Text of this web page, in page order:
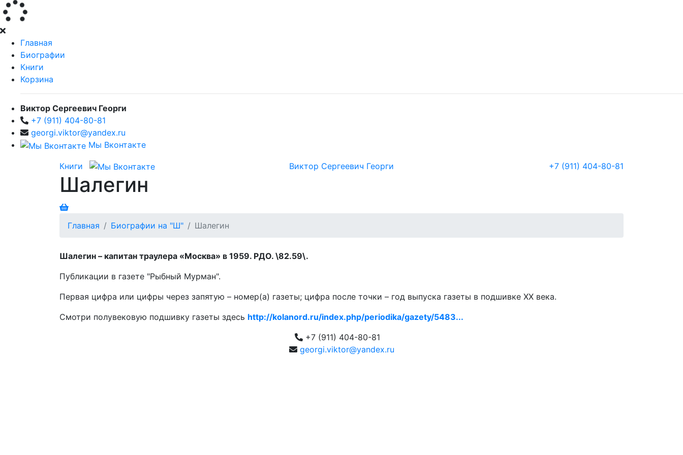
Главная
Биографии
Книги
Корзина
Виктор Сергеевич Георги
+7 (911) 404-80-81
georgi.viktor@yandex.ru
Мы Вконтакте
Книги Виктор Сергеевич Георги +7 (911) 404-80-81
Шалегин
Главная Биографии на "Ш" Шалегин
Шалегин – капитан траулера «Москва» в 1959. РДО. \82.59\.
Публикации в газете "Рыбный Мурман".
Первая цифра или цифры через запятую – номер(а) газеты; цифра после точки – год выпуска газеты в подшивке ХХ века.
Смотри полувековую подшивку газеты здесь http://kolanord.ru/index.php/periodika/gazety/5483...
+7 (911) 404-80-81
georgi.viktor@yandex.ru